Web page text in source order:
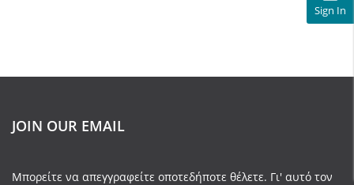
Sign In
JOIN OUR EMAIL
Μπορείτε να απεγγραφείτε οποτεδήποτε θέλετε. Γι' αυτό τον